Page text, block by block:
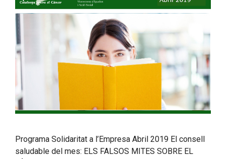
Programa Solidaritat a l’Empresa Abril 2019 El consell
saludable del mes: ELS FALSOS MITES SOBRE EL